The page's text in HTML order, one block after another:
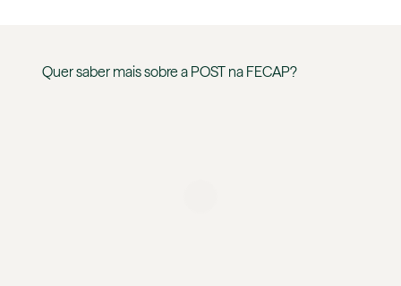
Quer saber mais sobre a POST na FECAP?